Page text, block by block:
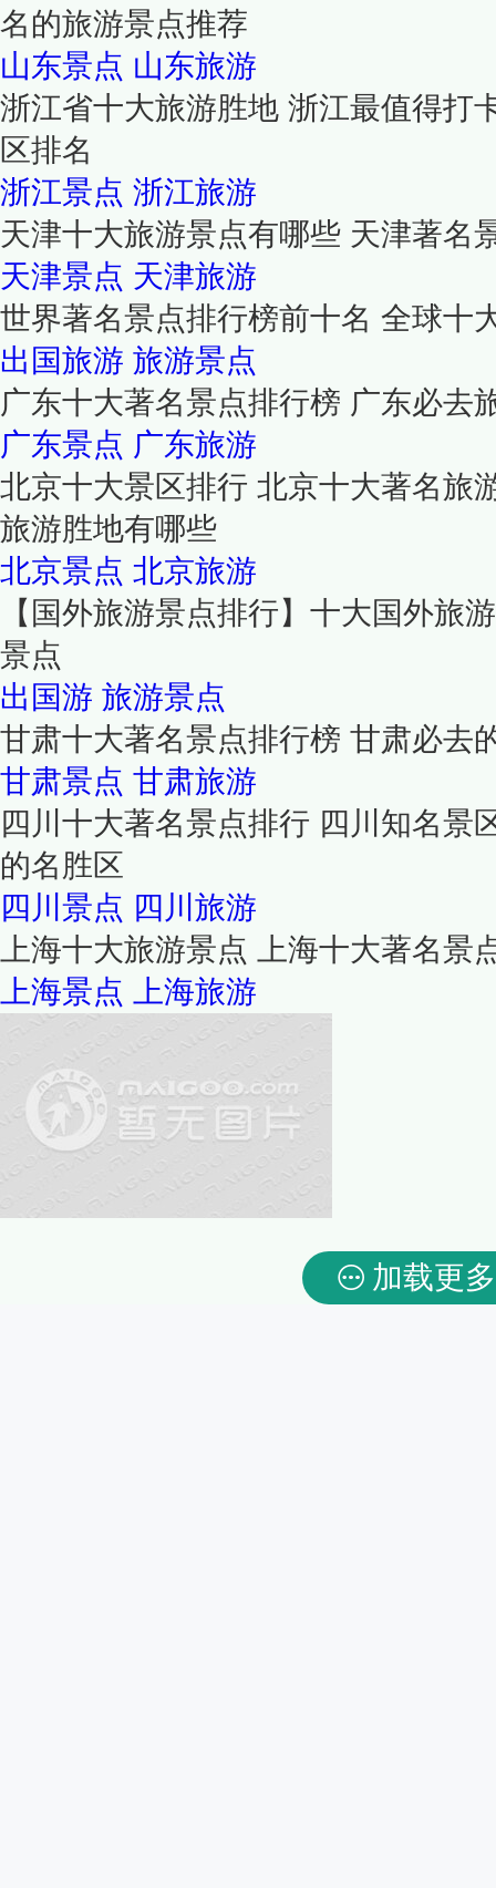
名的旅游景点推荐
山东景点 山东旅游
浙江省十大旅游胜地 浙江最值得打
区排名
浙江景点 浙江旅游
天津十大旅游景点有哪些 天津著名
天津景点 天津旅游
世界著名景点排行榜前十名 全球十
出国旅游 旅游景点
广东十大著名景点排行榜 广东必去
广东景点 广东旅游
北京十大景区排行 北京十大著名旅
旅游胜地有哪些
北京景点 北京旅游
【国外旅游景点排行】十大国外旅
景点
出国游 旅游景点
甘肃十大著名景点排行榜 甘肃必去
甘肃景点 甘肃旅游
四川十大著名景点排行 四川知名景
的名胜区
四川景点 四川旅游
上海十大旅游景点 上海十大著名景
上海景点
上海旅游
加载更多